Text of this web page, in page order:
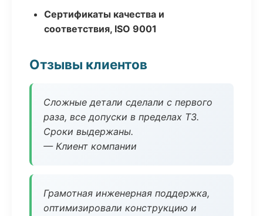
Сертификаты качества и
соответствия, ISO 9001
Отзывы клиентов
Сложные детали сделали с первого
раза, все допуски в пределах ТЗ.
Сроки выдержаны.
— Клиент компании
Грамотная инженерная поддержка,
оптимизировали конструкцию и